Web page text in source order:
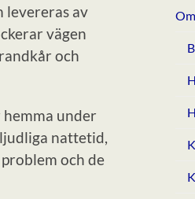
levereras av
vägen
och
under
nattetid,
och de